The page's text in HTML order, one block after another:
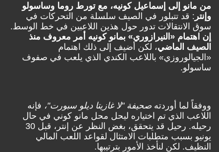
من مانو إلى إسماعيل كونيه، مع تورط روما وساسولو
وإنتر : قد تتبلور في الصيف سلسلة من التحركات في
سوق الانتقالات تدور حول هذين اللاعبين في خط الوسط.
إن اهتمام «النيرازوري» بمانو كونيه أمر معروف منذ
الصيف الماضي، لكن أضيف إلى ذلك اهتمام
«الجيالوروزي» باللاعب الكندي الذي يلعب في صفوف
ساسولو.
ووفقاً لما أوردته صحيفة "لا غازيتا ديلو سبورت"، فإنه
اللاعب الذي تم اختياره ليحل محل مانو كوني في حال
رحيله. رحيل قد يتحقق، بغض النظر عن إنتر، قبل 30
يونيو بسبب متطلبات الامتثال لقواعد اللعب المالي
النظيف. لكن لنأخذ الأمور بترتيبها.